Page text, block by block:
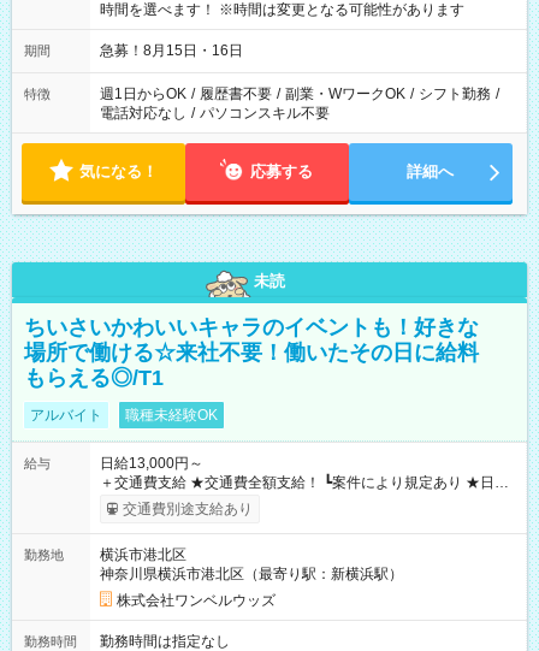
時間を選べます！ ※時間は変更となる可能性があります
期間 急募！8月15日・16日
特徴 週1日からOK / 履歴書不要 / 副業・WワークOK / シフト勤務 /
電話対応なし / パソコンスキル不要
気になる！ 応募する 詳細へ
未読
ちいさいかわいいキャラのイベントも！好きな
場所で働ける☆来社不要！働いたその日に給料
もらえる◎/T1
アルバイト 職種未経験OK
給与
日給13,000円～
＋交通費支給 ★交通費全額支給！ ┗案件により規定あり ★日払
いOK！（規定あり） ┗働いたその日に現金GET♪ お仕事後はコ
ンビニATMから 日払い分を引き落とせます！ 【試用期間】試
交通費別途支給あり
勤務地
横浜市港北区
神奈川県横浜市港北区（最寄り駅：新横浜駅）
株式会社ワンベルウッズ
勤務時間
勤務時間は指定なし